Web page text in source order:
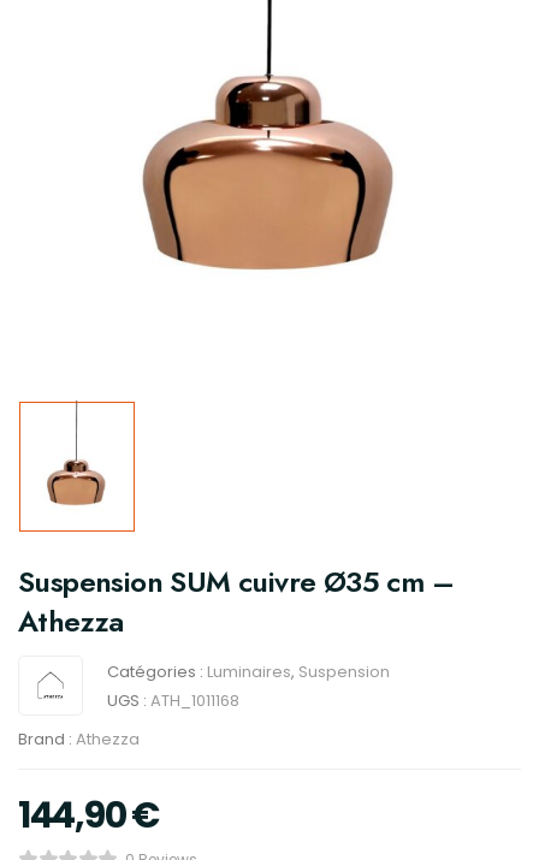
Suspension SUM cuivre Ø35 cm –
Athezza
Catégories : Luminaires, Suspension
UGS : ATH_1011168
Brand : Athezza
144,90€